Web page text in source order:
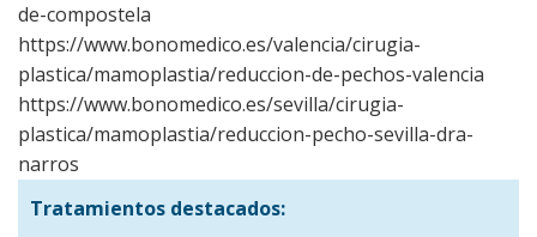
de-compostela
https://www.bonomedico.es/valencia/cirugia-
plastica/mamoplastia/reduccion-de-pechos-valencia
https://www.bonomedico.es/sevilla/cirugia-
plastica/mamoplastia/reduccion-pecho-sevilla-dra-
narros
Tratamientos destacados: